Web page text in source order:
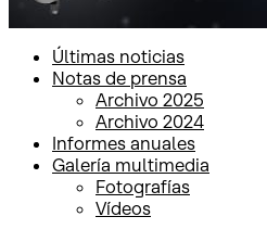
Últimas noticias
Notas de prensa
Archivo 2025
Archivo 2024
Informes anuales
Galería multimedia
Fotografías
Vídeos